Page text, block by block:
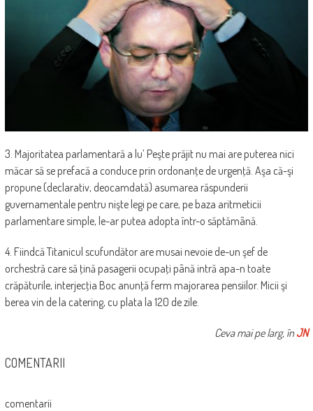
3. Majoritatea parlamentară a lu’ Peşte prăjit nu mai are puterea nici
măcar să se prefacă a conduce prin ordonanţe de urgenţă. Aşa că-şi
propune (declarativ, deocamdată) asumarea răspunderii
guvernamentale pentru nişte legi pe care, pe baza aritmeticii
parlamentare simple, le-ar putea adopta într-o săptămână.
4. Fiindcă Titanicul scufundător are musai nevoie de-un şef de
orchestră care să ţină pasagerii ocupaţi până intră apa-n toate
crăpăturile, interjecţia Boc anunţă ferm majorarea pensiilor. Micii şi
berea vin de la catering, cu plata la 120 de zile.
Ceva mai pe larg, înJN
COMENTARII
comentarii